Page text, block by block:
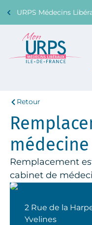
URPS Médecins
Support Médecin
01 45 45 45 45
Retour
Remplacement
cabinet de
2 Rue de la
Yvelines